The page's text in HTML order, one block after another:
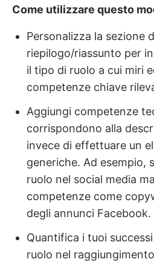
Come utilizzare questo
Personalizza la sezione
riepilogo/riassunto per
il tipo di ruolo a cui miri
competenze chiave
Aggiungi competenze
corrispondono alla
invece di effettuare un
generiche. Ad esempio,
ruolo nel social media
competenze come
degli annunci Facebook.
Quantifica i tuoi
ruolo nel